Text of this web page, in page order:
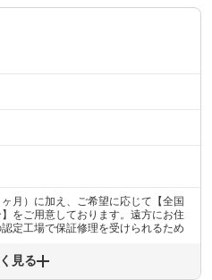
月）に加え、ご希望に応じて【全国
をご用意しております。遠方にお住
定工場で保証修理を受けられるため
見る